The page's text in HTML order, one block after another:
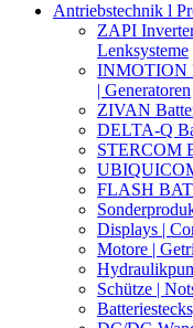
Antriebstechnik l
ZAPI
Lenksysteme
INMOTION
| Generatoren
ZIVAN
DELTA-Q
STERCOM
FLASH
Displays |
Motore |
Schütze |